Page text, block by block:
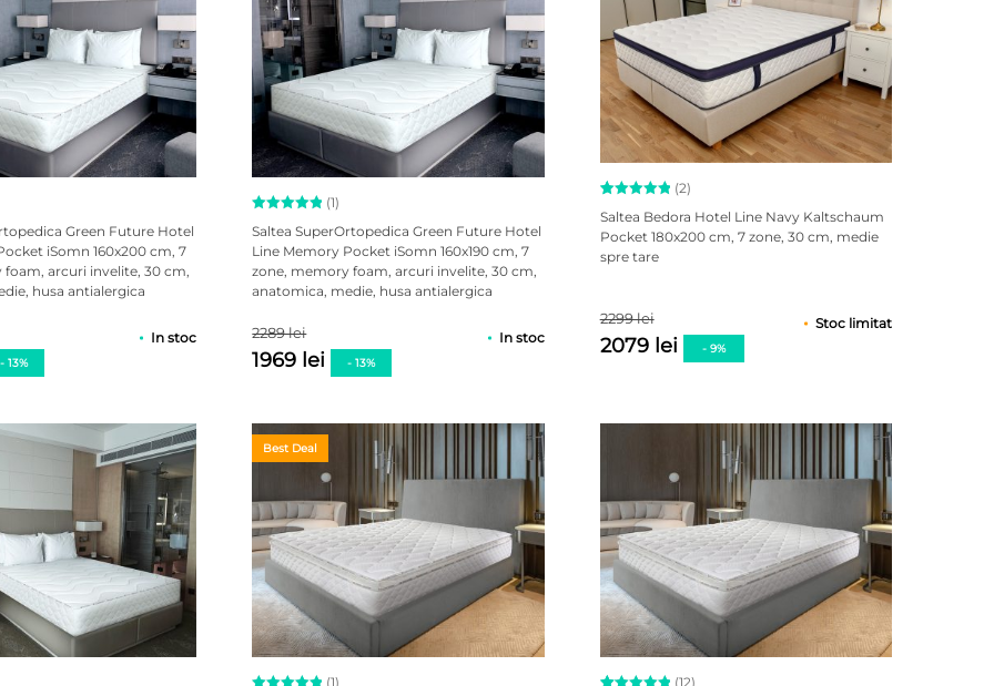
Green Future Hotel
iSomn 160x200 cm, 7
arcuri invelite, 30 cm,
husa antialergica
- 13%
In stoc
Evaluat la
din 5 pe
baza unei
singure
(1)
Saltea SuperOrtopedica Green Future Hotel
Line Memory Pocket iSomn 160x190 cm, 7
zone, memory foam, arcuri invelite, 30 cm,
anatomica, medie, husa antialergica
2289 lei
1969 lei - 13%
In stoc
Evaluat la
din 5 pe
baza a
2
(2)
Saltea Bedora Hotel Line Navy Kaltschaum
Pocket 180x200 cm, 7 zone, 30 cm, medie
spre tare
2299 lei
2079 lei - 9%
Stoc limitat
Best Deal
(1) (12)